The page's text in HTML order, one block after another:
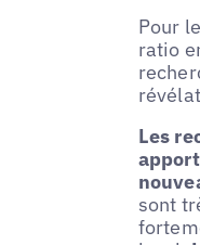
Pour
ratio
Les
sont